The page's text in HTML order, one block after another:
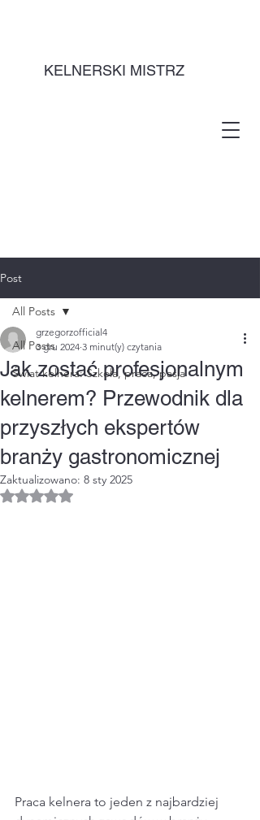
KELNERSKI MISTRZ
Post
All Posts
Świat kelnera: Szkoła, praca, pasja
All Posts
Jak zostać profesjonalnym
kelnerem? Przewodnik dla
przyszłych ekspertów
branży gastronomicznej
grzegorzofficial4
3 gru 2024 3 minut(y) czytania
Zaktualizowano: 8 sty 2025
Oceniono na NaN z 5 gwiazdek.
Praca kelnera to jeden z najbardziej